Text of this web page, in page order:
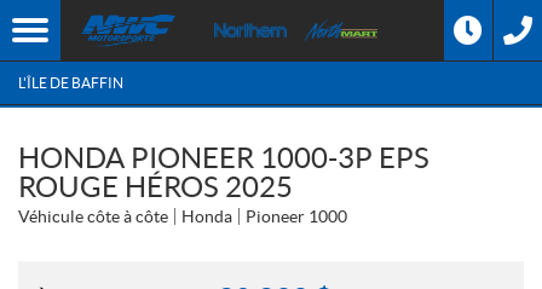
L'ÎLE DE BAFFIN
HONDA PIONEER 1000-3P EPS
ROUGE HÉROS 2025
Véhicule côte à côte Honda Pioneer 1000